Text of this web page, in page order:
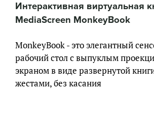
Интерактивная виртуальная
MediaScreen MonkeyBook
MonkeyBook - это элегантный
рабочий стол с выпуклым
экраном в виде развернутой
жестами, без касания